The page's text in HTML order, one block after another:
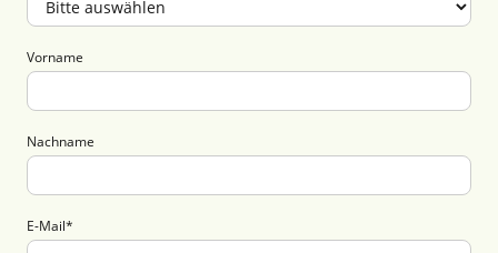
Vorname
Nachname
E-Mail*